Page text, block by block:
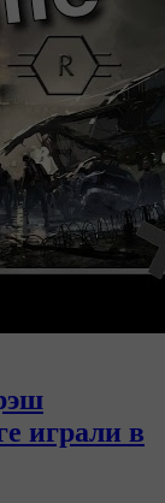
играли в